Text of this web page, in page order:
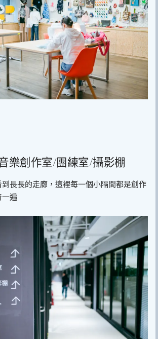
樂創作室/團練室/攝影棚
長長的走廊，這裡每一個小隔間都是創作
一遍